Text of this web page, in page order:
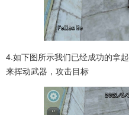
4.如下图所示我们已经成功的拿
来挥动武器，攻击目标